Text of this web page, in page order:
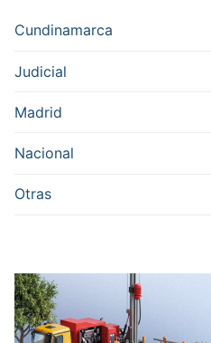
Cundinamarca
Judicial
Madrid
Nacional
Otras